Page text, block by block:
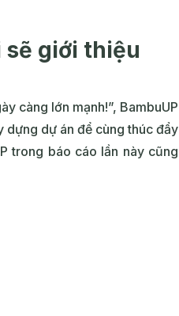
sẽ giới thiệu
càng lớn mạnh!”, BambuUP
dựng dự án để cùngthúc đẩy
trong báo cáo lần này cũng